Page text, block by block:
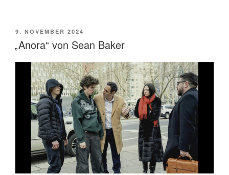
von
Thomas
VERÖFFENTLICHT
AM
9. NOVEMBER 2024
„Anora“ von Sean Baker